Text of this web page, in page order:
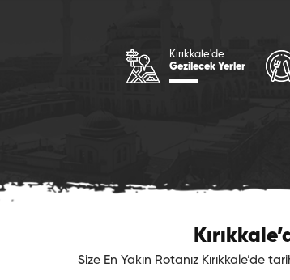
Kırıkkale'de
Gezilecek Yerler
Size En Yakın Rotanız